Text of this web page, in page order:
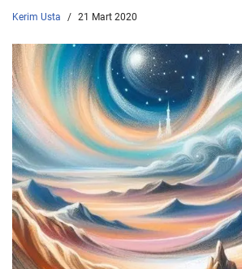
Kerim Usta 21 Mart 2020